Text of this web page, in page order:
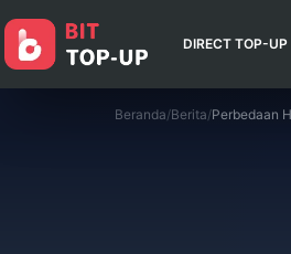
DIRECT TOP-UP
Beranda/Berita/